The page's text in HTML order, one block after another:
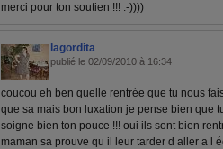
merci pour ton soutien !!! :-))))
lagordita
publié le 02/09/2010 à 16:34
coucou eh ben quelle rentrée que tu nous
que sa mais bon luxation je pense bien que
soigne bien ton pouce !!! oui ils sont bien
maman sa prouve qu il leur tarder d aller a l